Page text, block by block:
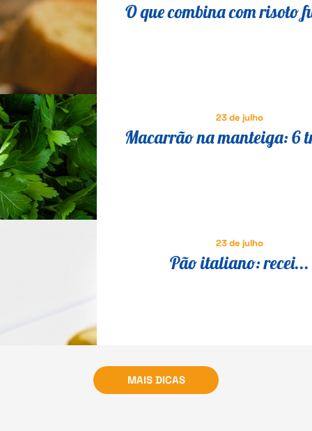
O que combina com risoto
23 de julho
Macarrão na manteiga: 6
23 de julho
Pão italiano: recei...
MAIS DICAS